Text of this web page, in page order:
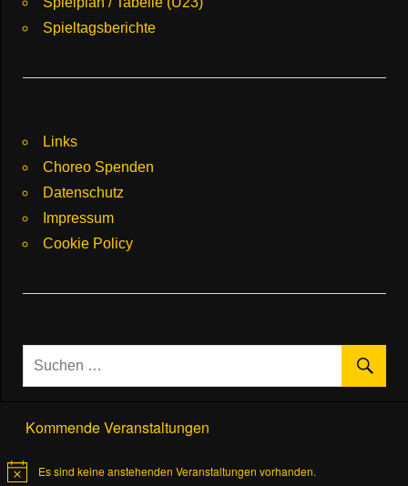
Spieltagsberichte
Links
Choreo Spenden
Datenschutz
Impressum
Cookie Policy
Kommende Veranstaltungen
HinweisEs sind keine anstehenden Veranstaltungen vorhanden.